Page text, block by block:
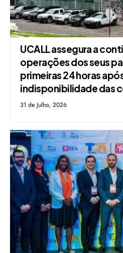
UCALL assegura a
operações dos seus
primeiras 24 horas
indisponibilidade das
31 de Julho, 2026